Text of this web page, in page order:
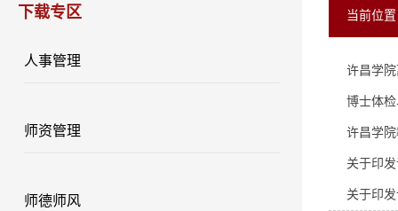
下载专区
人事管理
师资管理
师德师风
当前位
许昌学
博士体
许昌学
关于印
关于印